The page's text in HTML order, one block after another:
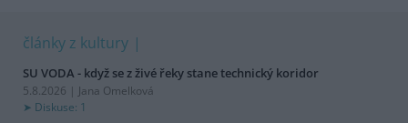
články z kultury
SU VODA - když se z živé řeky stane technický koridor
5.8.2026 | Jana Omelková
Diskuse: 1